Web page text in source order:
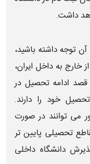
داشت.
توجه داشته باشید،
خارج به داخل ایران،
قصد ادامه تحصیل در
خود را دارند.
می توانند در صورت
تحصیلی پایین تر
دانشگاه داخلی